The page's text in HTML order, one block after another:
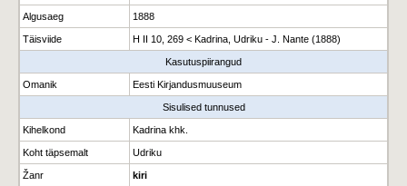
Algusaeg 1888
Täisviide H II 10, 269 < Kadrina, Udriku - J. Nante (1888)
Kasutuspiirangud
Omanik Eesti Kirjandusmuuseum
Sisulised tunnused
Kihelkond Kadrina khk.
Koht täpsemalt Udriku
Žanr kiri